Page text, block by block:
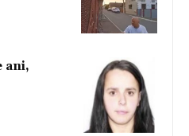
ani,